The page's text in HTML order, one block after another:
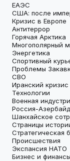
ЕАЭС
США: после
Кризис в Европе
Антитеррор
Горячая Арктика
Многополярный
Энергетика
Спортивный
Проблемы
СВО
Иранский кризис
Технологии
Военная
Россия-
Шанхайское
Страницы
Стратегическая
Происшествия
Экспансия НАТО
Бизнес и финансы